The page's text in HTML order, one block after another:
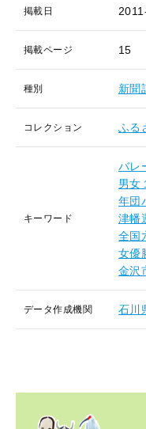
掲載日
掲載ページ 15
種別 新聞
コレクション ふる
キーワード
バレ
男女
年団
津幡
全国
女優
金沢
データ作成機関 石川